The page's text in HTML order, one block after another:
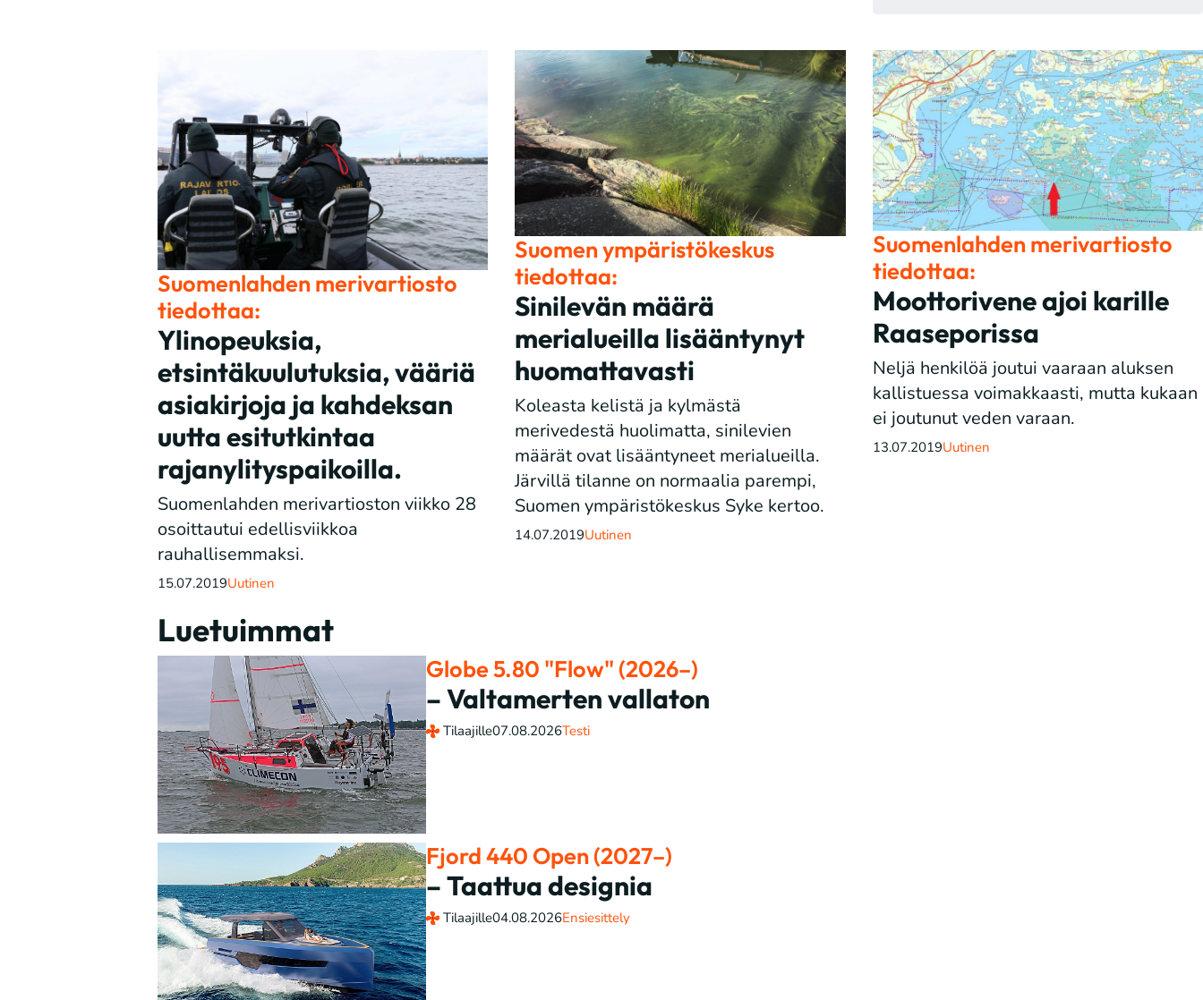
Suomenlahden merivartiosto
tiedottaa:
Ylinopeuksia,
etsintäkuulutuksia, vääriä
asiakirjoja ja kahdeksan
uutta esitutkintaa
rajanylityspaikoilla.
Suomenlahden merivartioston viikko 28
osoittautui edellisviikkoa
rauhallisemmaksi.
15.07.2019Uutinen
Suomen ympäristökeskus
tiedottaa:
Sinilevän määrä
merialueilla lisääntynyt
huomattavasti
Koleasta kelistä ja kylmästä
merivedestä huolimatta, sinilevien
määrät ovat lisääntyneet merialueilla.
Järvillä tilanne on normaalia parempi,
Suomen ympäristökeskus Syke kertoo.
14.07.2019Uutinen
Suomenlahden merivartiosto
tiedottaa:
Moottorivene ajoi karille
Raaseporissa
Neljä henkilöä joutui vaaraan aluksen
kallistuessa voimakkaasti, mutta kukaan
ei joutunut veden varaan.
13.07.2019Uutinen
Luetuimmat
Globe 5.80 "Flow" (2026–)
– Valtamerten vallaton
Tilaajille07.08.2026Testi
Fjord 440 Open (2027–)
– Taattua designia
Tilaajille04.08.2026Ensiesittely